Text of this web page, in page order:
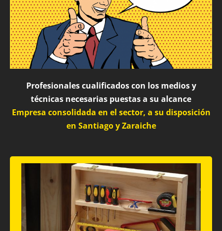
Profesionales cualificados con los medios y
técnicas necesarias puestas a su alcance
Empresa consolidada en el sector, a su disposición
en Santiago y Zaraiche